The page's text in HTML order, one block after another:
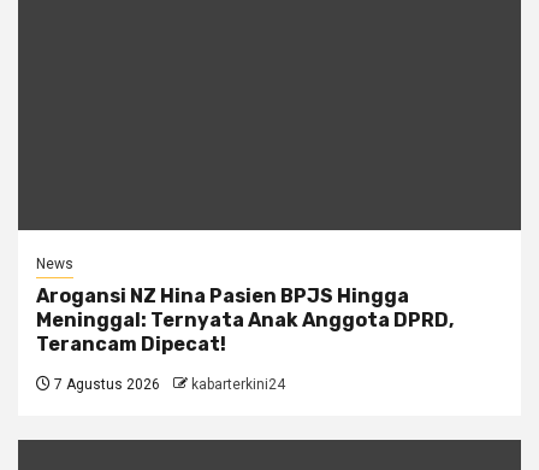
News
Arogansi NZ Hina Pasien BPJS Hingga
Meninggal: Ternyata Anak Anggota DPRD,
Terancam Dipecat!
7 Agustus 2026 kabarterkini24